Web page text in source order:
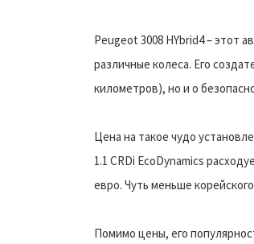
Peugeot 3008 HYbrid4 – этот
различные колеса. Его
километров), но и о
Цена на такое чудо
1.1 CRDi EcoDynamics
евро. Чуть меньше
Помимо цены, его